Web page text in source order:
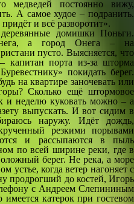
медведей постоянно вижу,
А самое худое – подранить.
и всё разворотит».
домишки Поньги.
а город Онега – на
пусто. Выясняется, что
капитан порта из-за шторма
покидать берег.
на квартире заночевать или
Сколько ещё штормовое
и неделю куковать можно – а
выпускать. И вот сидим в
наружу. Идёт дождь,
резкими порывами
и рассыпаются в пыль
по всей ширине реки, где в
берег. Не река, а море
устье, когда ветер нагоняет с
продрогший до костей, Игорь
с Андреем Слепининым
катерок при гостевом